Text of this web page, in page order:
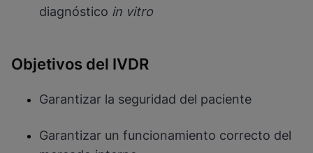
diagnóstico in vitro
Objetivos del IVDR
Garantizar la seguridad del paciente
Garantizar un funcionamiento correcto del